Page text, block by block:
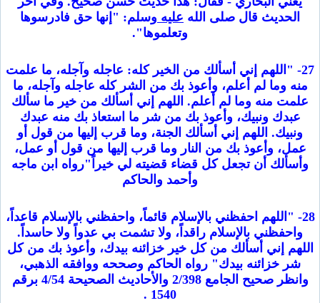
الحديث قال صلى الله عليه وسلم: "إنها حق فادرسوها
وتعلموها".
27- "اللهم إني أسألك من الخير كله: عاجله وآجله، ما علمت
منه وما لم أعلم، وأعوذ بك من الشر كله عاجله وآجله، ما
علمت منه وما لم أعلم. اللهم إني أسألك من خير ما سألك
عبدك ونبيك، وأعوذ بك من شر ما استعاذ بك منه عبدك
ونبيك. اللهم إني أسألك الجنة، وما قرب إليها من قول أو
عمل، وأعوذ بك من النار وما قرب إليها من قول أو عمل،
وأسألك أن تجعل كل قضاء قضيته لي خيراً"رواه ابن ماجه
وأحمد والحاكم
28- "اللهم احفظني بالإسلام قائماً، واحفظني بالإسلام قاعداً،
واحفظني بالإسلام راقداً، ولا تشمت بي عدواً ولا حاسداً.
اللهم إني أسألك من كل خير خزائنه بيدك، وأعوذ بك من كل
شر خزائنه بيدك" رواه الحاكم وصححه ووافقه الذهبي،
وانظر صحيح الجامع 2/398 والأحاديث الصحيحة 4/54 برقم
1540 .